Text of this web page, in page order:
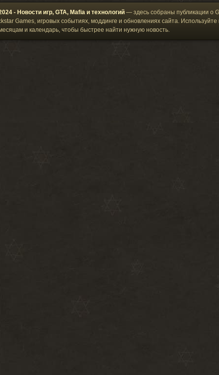
2026 Февраль 2026 Март 2026 Апрель 2026 Май 2026 Июнь
- Новости игр, GTA, Mafia и технологий — здесь собраны публикации о
Games, игровых событиях, моддинге и обновлениях сайта. Используйте
и календарь, чтобы быстрее найти нужную новость.